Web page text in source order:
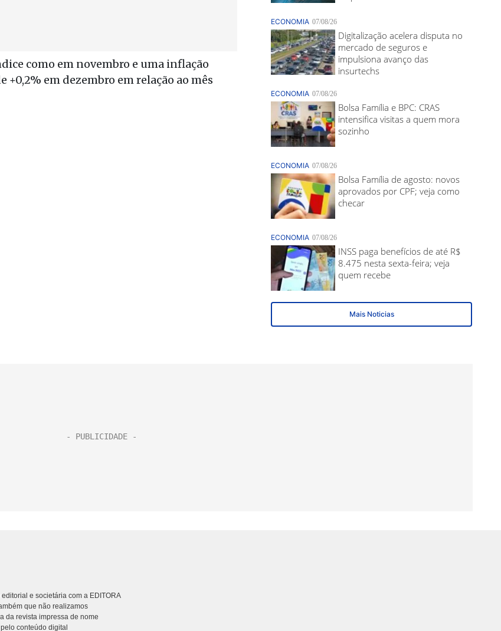
como em novembro e uma inflação
em dezembro em relação ao mês
e societária com a EDITORA
que não realizamos
da revista impressa de nome
conteúdo digital